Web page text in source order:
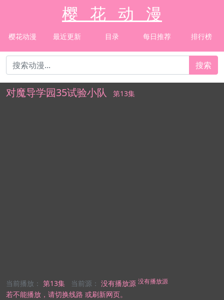
樱 花 动 漫
樱花动漫 最近更新 目录 每日推荐 排行榜
搜索
对魔导学园35试验小队 第13集
当前播放： 第13集 当前源： 没有播放源 没有播放源
若不能播放， 请切换线路 或刷新网页。